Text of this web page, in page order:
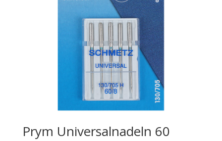
Prym Universalnadeln 60